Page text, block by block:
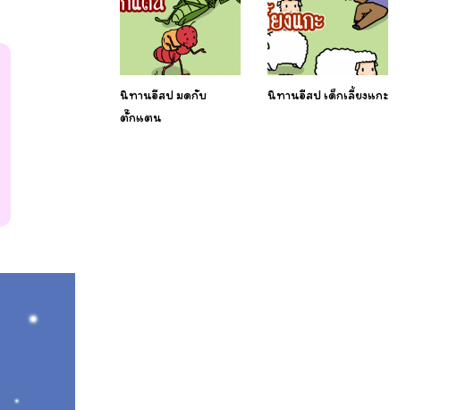
นิทานอีสป มดกับ
ตั๊กแตน
นิทานอีสป เด็กเลี้ยงแกะ